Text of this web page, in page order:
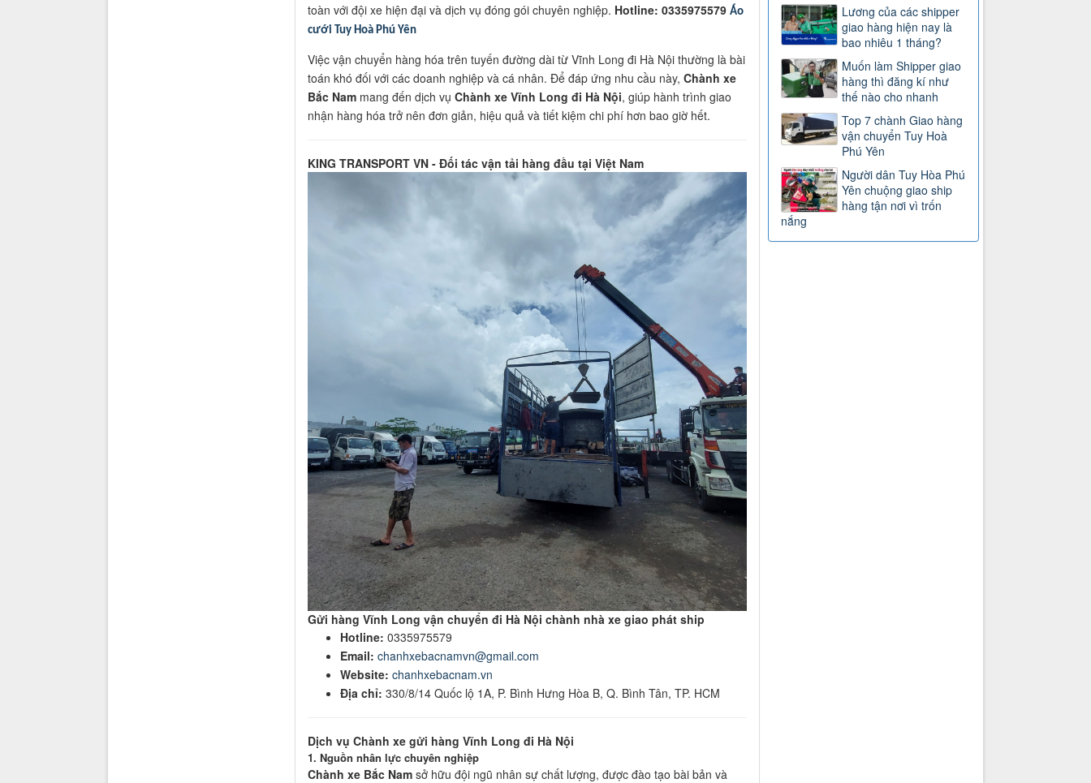
toàn với đội xe hiện đại và dịch vụ đóng gói chuyên nghiệp. Hotline: 0335975579 Áo
cưới Tuy Hoà Phú Yên
Việc vận chuyển hàng hóa trên tuyến đường dài từ Vĩnh Long đi Hà Nội thường là bài
toán khó đối với các doanh nghiệp và cá nhân. Để đáp ứng nhu cầu này, Chành xe
Bắc Nammang đến dịch vụ Chành xe Vĩnh Long đi Hà Nội, giúp hành trình giao
nhận hàng hóa trở nên đơn giản, hiệu quả và tiết kiệm chi phí hơn bao giờ hết.
KING TRANSPORT VN - Đối tác vận tải hàng đầu tại Việt Nam
Gửi hàng Vĩnh Long vận chuyển đi Hà Nội chành nhà xe giao phát ship
Hotline: 0335975579
Email: chanhxebacnamvn@gmail.com
Website: chanhxebacnam.vn
Địa chỉ: 330/8/14 Quốc lộ 1A, P. Bình Hưng Hòa B, Q. Bình Tân, TP. HCM
Dịch vụ Chành xe gửi hàng Vĩnh Long đi Hà Nội
1. Nguồn nhân lực chuyên nghiệp
Chành xe Bắc Namsở hữu đội ngũ nhân sự chất lượng, được đào tạo bài bản và
Lương của các shipper
giao hàng hiện nay là
bao nhiêu 1 tháng?
Muốn làm Shipper giao
hàng thì đăng kí như
thế nào cho nhanh
Top 7 chành Giao hàng
vận chuyển Tuy Hoà
Phú Yên
Người dân Tuy Hòa Phú
Yên chuộng giao ship
hàng tận nơi vì trốn
nắng